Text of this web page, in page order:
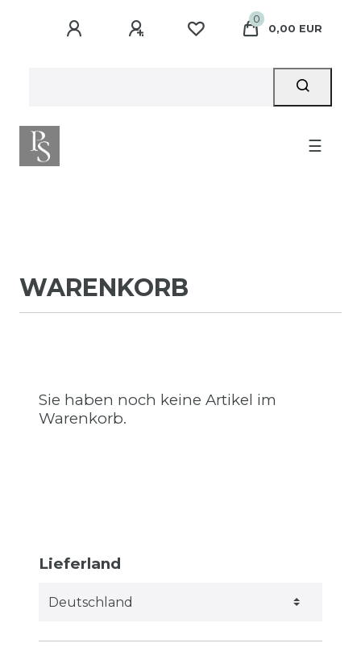
0
0,00 EUR
☰
WARENKORB
Sie haben noch keine Artikel im
Warenkorb.
Lieferland